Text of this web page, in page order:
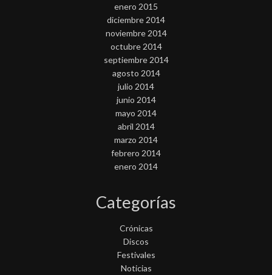
enero 2015
diciembre 2014
noviembre 2014
octubre 2014
septiembre 2014
agosto 2014
julio 2014
junio 2014
mayo 2014
abril 2014
marzo 2014
febrero 2014
enero 2014
Categorías
Crónicas
Discos
Festivales
Noticias